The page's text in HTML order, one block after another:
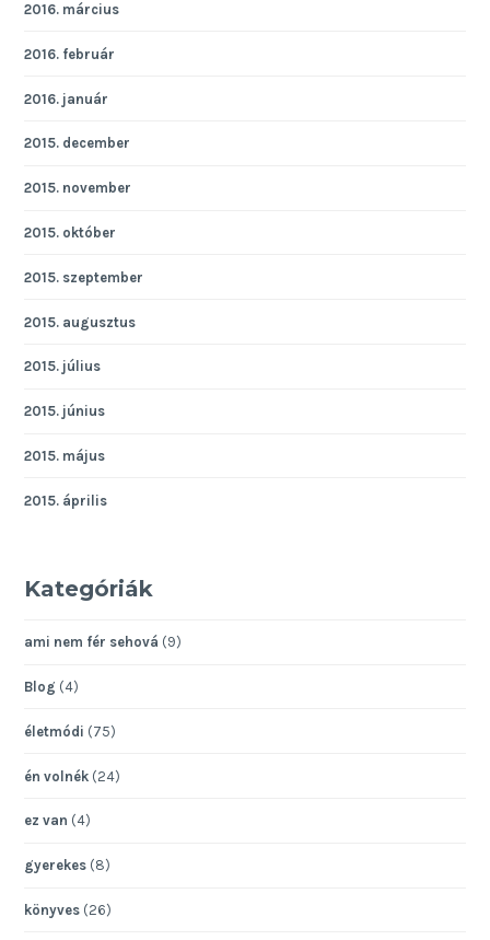
2016. március
2016. február
2016. január
2015. december
2015. november
2015. október
2015. szeptember
2015. augusztus
2015. július
2015. június
2015. május
2015. április
Kategóriák
ami nem fér sehová (9)
Blog (4)
életmódi (75)
én volnék (24)
ez van (4)
gyerekes (8)
könyves (26)